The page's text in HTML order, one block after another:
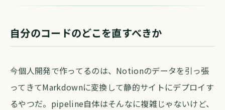
自分のコードのどこを直すべきか
今個人開発で作ってるのは、Notionのデータを引っ張
ってきてMarkdownに変換して静的サイトにデプロイす
るやつだ。pipeline自体はそんなに複雑じゃないけど、